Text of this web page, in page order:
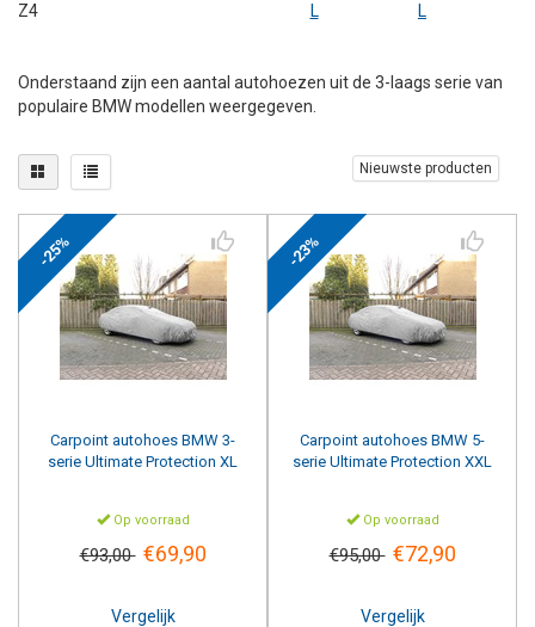
Z4
L L
Onderstaand zijn een aantal autohoezen uit de 3-laags serie van
populaire BMW modellen weergegeven.
Nieuwste producten
-25%
Carpoint autohoes BMW 3-
serie Ultimate Protection XL
Op voorraad
€93,00 €69,90
Vergelijk
-23%
Carpoint autohoes BMW 5-
serie Ultimate Protection XXL
Op voorraad
€95,00 €72,90
Vergelijk